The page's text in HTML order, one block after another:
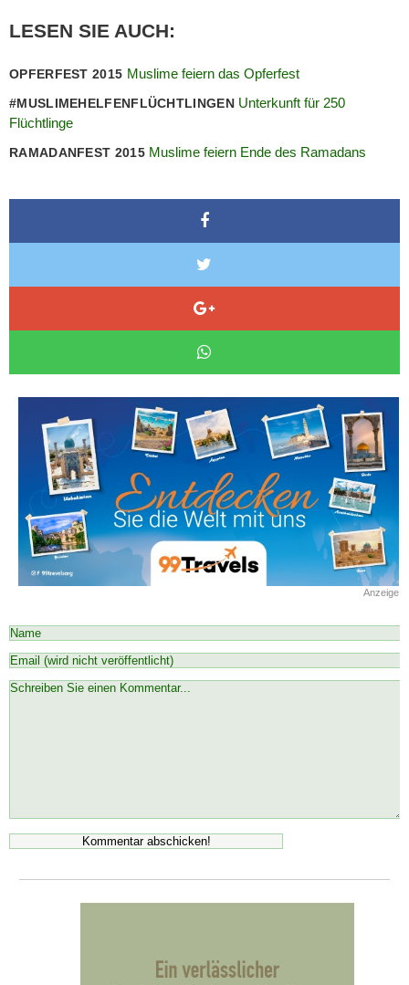
LESEN SIE AUCH:
OPFERFEST 2015 Muslime feiern das Opferfest
#MUSLIMEHELFENFLÜCHTLINGEN Unterkunft für 250
Flüchtlinge
RAMADANFEST 2015 Muslime feiern Ende des Ramadans
Anzeige